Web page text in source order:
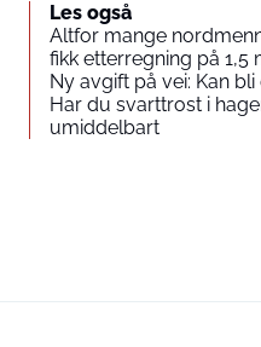
Les også
Altfor mange
fikk etterregning på 1,5
Ny avgift på vei: Kan
Har du svarttrost i
umiddelbart